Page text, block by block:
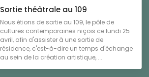
Sortie théâtrale au 109
Nous étions de sortie au 109, le pôle de
cultures contemporaines niçois ce lundi 25
avril, afin d'assister à une sortie de
résidence, c'est-à-dire un temps d'échange
au sein de la création artistique, ...